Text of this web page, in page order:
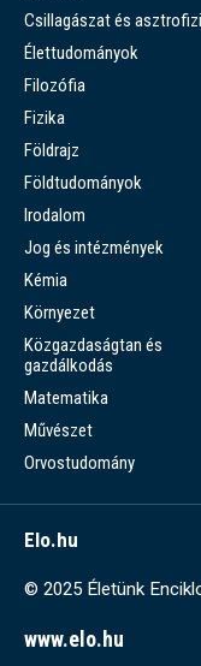
Csillagászat és
Élettudományok
Filozófia
Fizika
Földrajz
Földtudományok
Irodalom
Jog és intézmények
Kémia
Környezet
Közgazdaságtan és
gazdálkodás
Matematika
Művészet
Orvostudomány
Elo.hu
© 2025 Életünk
www.elo.hu